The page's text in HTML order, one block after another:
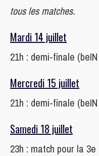
tous les matches.
Mardi 14 juillet
21h : demi-finale
Mercredi 15 juillet
21h : demi-finale
Samedi 18 juillet
23h : match pour la